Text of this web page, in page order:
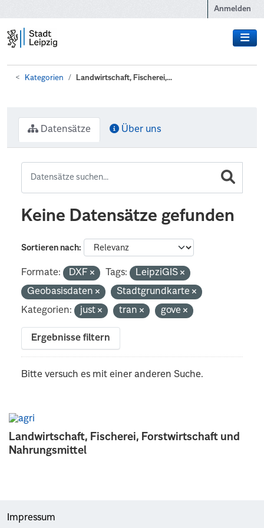
Anmelden
Kategorien Landwirtschaft, Fischerei,...
Landwirtschaft, Fischerei, Forstwirtschaft und
Nahrungsmittel
Datensätze Über uns
Keine Datensätze gefunden
Sortieren nach
Formate: DXF Tags:
LeipziGIS
Geobasisdaten
Stadtgrundkarte
Kategorien:
just tran gove
Ergebnisse filtern
Bitte versuch es mit einer anderen Suche.
Impressum